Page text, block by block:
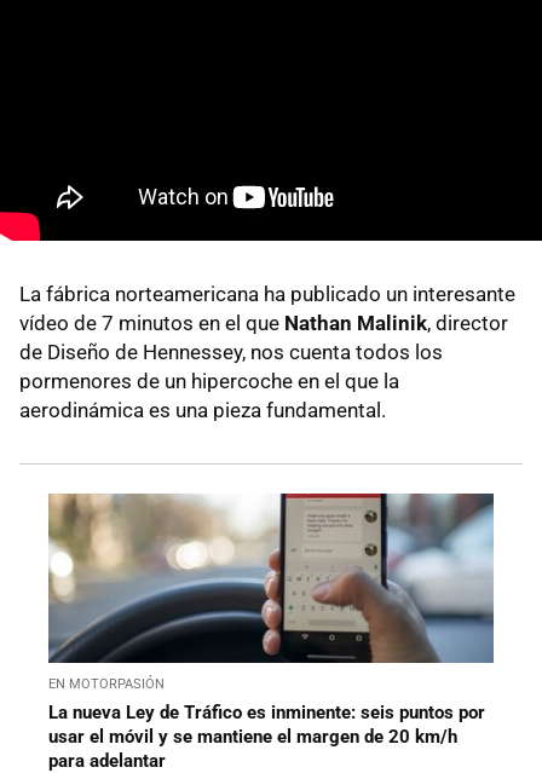
La fábrica norteamericana ha publicado un interesante
vídeo de 7 minutos en el que Nathan Malinik, director
de Diseño de Hennessey, nos cuenta todos los
pormenores de un hipercoche en el que la
aerodinámica es una pieza fundamental.
EN MOTORPASIÓN
La nueva Ley de Tráfico es inminente: seis puntos por
usar el móvil y se mantiene el margen de 20 km/h
para adelantar